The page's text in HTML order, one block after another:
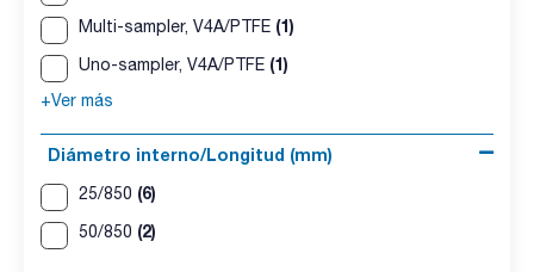
Multi-sampler, V4A/PTFE (1)
Uno-sampler, V4A/PTFE (1)
+Ver más
Diámetro interno/Longitud (mm)
25/850 (6)
50/850 (2)